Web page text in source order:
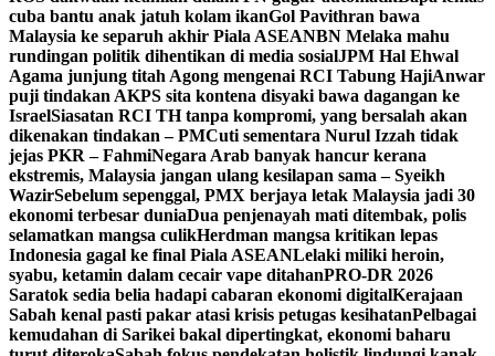
cuba bantu anak jatuh kolam ikanGol Pavithran bawa
Malaysia ke separuh akhir Piala ASEANBN Melaka mahu
rundingan politik dihentikan di media sosialJPM Hal Ehwal
Agama junjung titah Agong mengenai RCI Tabung HajiAnwar
puji tindakan AKPS sita kontena disyaki bawa dagangan ke
IsraelSiasatan RCI TH tanpa kompromi, yang bersalah akan
dikenakan tindakan – PMCuti sementara Nurul Izzah tidak
jejas PKR – FahmiNegara Arab banyak hancur kerana
ekstremis, Malaysia jangan ulang kesilapan sama – Syeikh
WazirSebelum sepenggal, PMX berjaya letak Malaysia jadi 30
ekonomi terbesar duniaDua penjenayah mati ditembak, polis
selamatkan mangsa culikHerdman mangsa kritikan lepas
Indonesia gagal ke final Piala ASEANLelaki miliki heroin,
syabu, ketamin dalam cecair vape ditahanPRO-DR 2026
Saratok sedia belia hadapi cabaran ekonomi digitalKerajaan
Sabah kenal pasti pakar atasi krisis petugas kesihatanPelbagai
kemudahan di Sarikei bakal dipertingkat, ekonomi baharu